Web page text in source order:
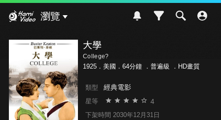
瀏覽
大學
College?
1925．美國．64分鐘 ． 普遍級 ．HD畫質
類型 經典電影
星等 4
下架時間 2030年12月31日